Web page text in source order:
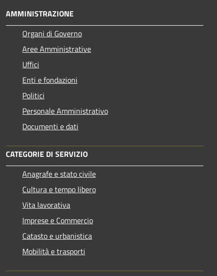
AMMINISTRAZIONE
Organi di Governo
Aree Amministrative
Uffici
Enti e fondazioni
Politici
Personale Amministrativo
Documenti e dati
CATEGORIE DI SERVIZIO
Anagrafe e stato civile
Cultura e tempo libero
Vita lavorativa
Imprese e Commercio
Catasto e urbanistica
Mobilità e trasporti